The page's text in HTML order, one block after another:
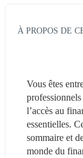
À PROPOS DE
Vous êtes
l’accès au
essentielles.
sommaire et
monde du